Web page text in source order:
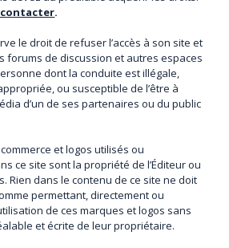
.
le droit de refuser l’accès à son site et
forums de discussion et autres espaces
dont la conduite est illégale,
ou susceptible de l’être à
d’un de ses partenaires ou du public
et logos utilisés ou
ce site sont la propriété de l’Éditeur ou
Rien dans le contenu de ce site ne doit
permettant, directement ou
de ces marques et logos sans
et écrite de leur propriétaire.